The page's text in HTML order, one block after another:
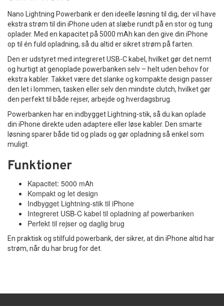
Nano Lightning Powerbank er den ideelle løsning til dig, der vil have
ekstra strøm til din iPhone uden at slæbe rundt på en stor og tung
oplader. Med en kapacitet på 5000 mAh kan den give din iPhone
op til én fuld opladning, så du altid er sikret strøm på farten.
Den er udstyret med integreret USB-C kabel, hvilket gør det nemt
og hurtigt at genoplade powerbanken selv – helt uden behov for
ekstra kabler. Takket være det slanke og kompakte design passer
den let i lommen, tasken eller selv den mindste clutch, hvilket gør
den perfekt til både rejser, arbejde og hverdagsbrug.
Powerbanken har en indbygget Lightning-stik, så du kan oplade
din iPhone direkte uden adaptere eller løse kabler. Den smarte
løsning sparer både tid og plads og gør opladning så enkel som
muligt.
Funktioner
Kapacitet: 5000 mAh
Kompakt og let design
Indbygget Lightning-stik til iPhone
Integreret USB-C kabel til opladning af powerbanken
Perfekt til rejser og daglig brug
En praktisk og stilfuld powerbank, der sikrer, at din iPhone altid har
strøm, når du har brug for det.